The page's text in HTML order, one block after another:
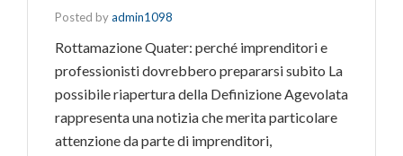
Posted byadmin1098
Rottamazione Quater: perché imprenditori e
professionisti dovrebbero prepararsi subito La
possibile riapertura della Definizione Agevolata
rappresenta una notizia che merita particolare
attenzione da parte di imprenditori,